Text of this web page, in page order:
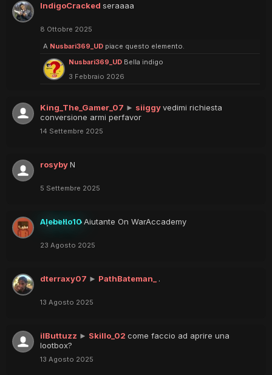
IndigoCracked seraaaa
8 Ottobre 2025
A Nusbari369_UD piace questo elemento.
Nusbari369_UD Bella indigo
3 Febbraio 2026
King_The_Gamer_07 ► siiggyvedimi richiesta
conversione armi perfavor
14 Settembre 2025
rosybyN
5 Settembre 2025
Alebello10Aiutante On WarAccademy
23 Agosto 2025
dterraxy07 ► PathBateman_ .
13 Agosto 2025
ilButtuzz ► Skillo_02 come faccio ad aprire una
lootbox?
13 Agosto 2025